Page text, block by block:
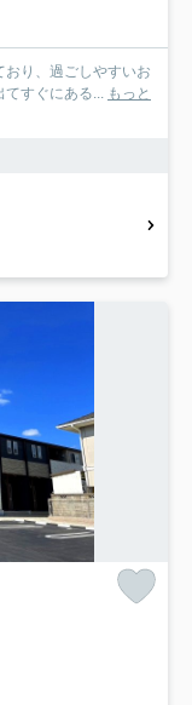
り、過ごしやすいお
てすぐにある... もっと